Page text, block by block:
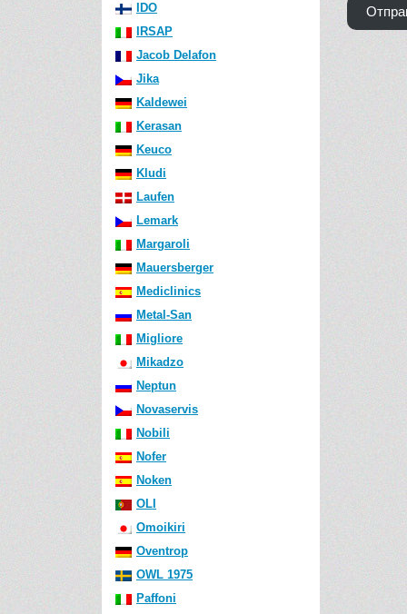
IDO
IRSAP
Jacob Delafon
Jika
Kaldewei
Kerasan
Keuco
Kludi
Laufen
Lemark
Margaroli
Mauersberger
Mediclinics
Metal-San
Migliore
Mikadzo
Neptun
Novaservis
Nobili
Nofer
Noken
OLI
Omoikiri
Oventrop
OWL 1975
Paffoni